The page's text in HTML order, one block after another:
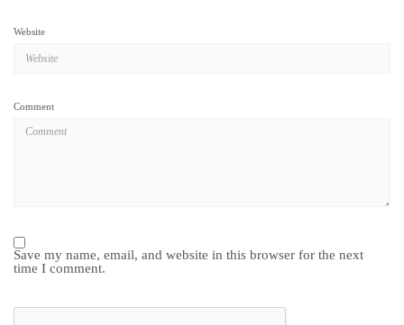
Website
Comment
Save my name, email, and website in this browser for the next
time I comment.